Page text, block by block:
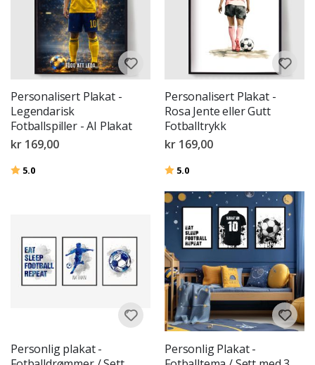
Personalisert Plakat -
Legendarisk
Fotballspiller - AI Plakat
kr 169,00
Karakter:
5.0
Personalisert Plakat -
Rosa Jente eller Gutt
Fotballtrykk
kr 169,00
Karakter:
5.0
Personlig plakat -
Personlig Plakat -